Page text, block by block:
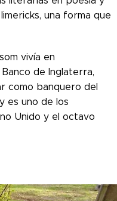
una forma que
vivía en
de Inglaterra,
como banquero del
es uno de los
Unido y el octavo